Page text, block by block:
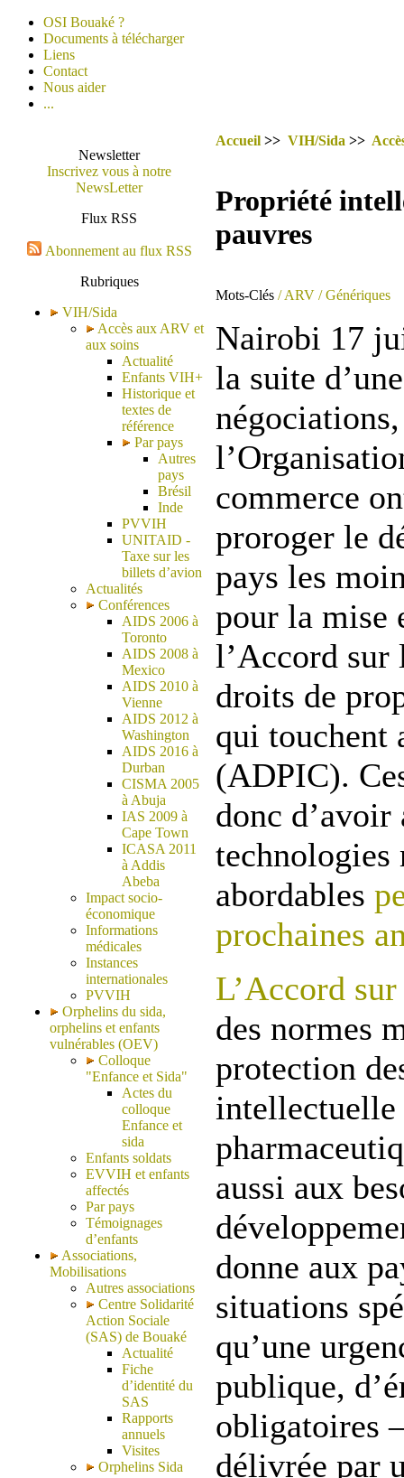
OSI Bouaké ?
Documents à télécharger
Liens
Contact
Nous aider
...
Newsletter
Inscrivez vous à notre
NewsLetter
Flux RSS
Abonnement au flux RSS
Rubriques
VIH/Sida
Accès aux ARV et
aux soins
Actualité
Enfants VIH+
Historique et
textes de
référence
Par pays
Autres
pays
Brésil
Inde
PVVIH
UNITAID -
Taxe sur les
billets d’avion
Actualités
Conférences
AIDS 2006 à
Toronto
AIDS 2008 à
Mexico
AIDS 2010 à
Vienne
AIDS 2012 à
Washington
AIDS 2016 à
Durban
CISMA 2005
à Abuja
IAS 2009 à
Cape Town
ICASA 2011
à Addis
Abeba
Impact socio-
économique
Informations
médicales
Instances
internationales
PVVIH
Orphelins du sida,
orphelins et enfants
vulnérables (OEV)
Colloque
"Enfance et Sida"
Actes du
colloque
Enfance et
sida
Enfants soldats
EVVIH et enfants
affectés
Par pays
Témoignages
d’enfants
Associations,
Mobilisations
Autres associations
Centre Solidarité
Action Sociale
(SAS) de Bouaké
Actualité
Fiche
d’identité du
SAS
Rapports
annuels
Visites
Orphelins Sida
Accueil >> VIH/Sida >>
Propriété
pauvres
Mots-Clés / ARV / Génériques
Nairobi 17
la suite
commerce
proroger le
pays les
pour la mise
l’Accord sur
droits de
qui touchent
(ADPIC).
donc d’avoir
technologies
abordables
prochaines
L’Accord
des normes
protection
intellectuelle
aussi aux
donne aux
situations
qu’une
publique,
obligatoires
délivrée par